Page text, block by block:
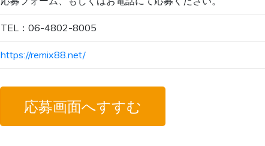
TEL：06-4802-8005
https://remix88.net/
応募画面へすすむ